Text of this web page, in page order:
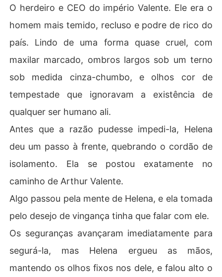
​O herdeiro e CEO do império Valente. Ele era o
homem mais temido, recluso e podre de rico do
país. Lindo de uma forma quase cruel, com
maxilar marcado, ombros largos sob um terno
sob medida cinza-chumbo, e olhos cor de
tempestade que ignoravam a existência de
qualquer ser humano ali.
​Antes que a razão pudesse impedi-la, Helena
deu um passo à frente, quebrando o cordão de
isolamento. Ela se postou exatamente no
caminho de Arthur Valente.
Algo passou pela mente de Helena, e ela tomada
pelo desejo de vingança tinha que falar com ele.
​Os seguranças avançaram imediatamente para
segurá-la, mas Helena ergueu as mãos,
mantendo os olhos fixos nos dele, e falou alto o